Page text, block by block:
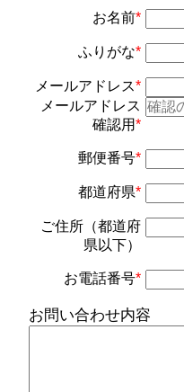
お名前*
ふりがな*
メールアドレス*
メールアドレス
確認用*
郵便番号*
都道府県*
ご住所（都道府
県以下）
お電話番号*
お問い合わせ内容